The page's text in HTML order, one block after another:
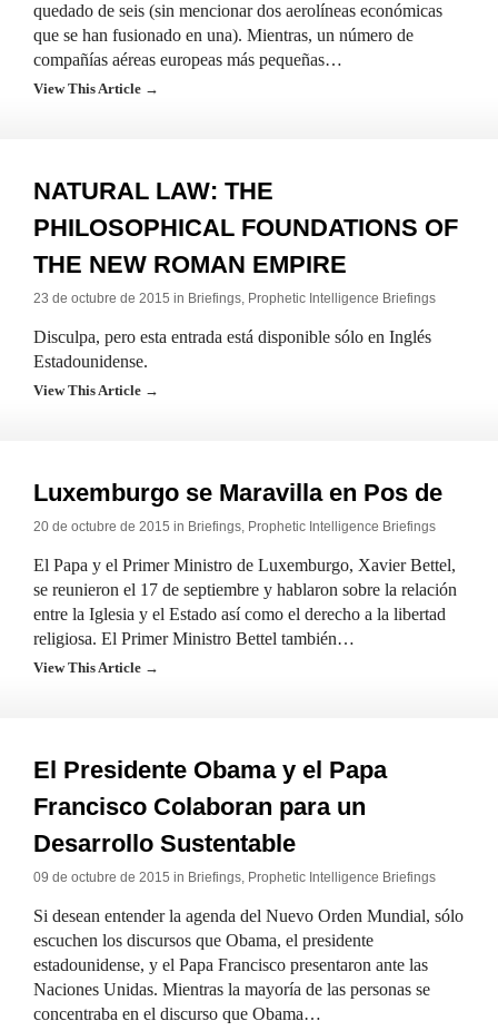
quedado de seis (sin mencionar dos aerolíneas económicas
que se han fusionado en una). Mientras, un número de
compañías aéreas europeas más pequeñas…
View This Article →
NATURAL LAW: THE
PHILOSOPHICAL FOUNDATIONS OF
THE NEW ROMAN EMPIRE
23 de octubre de 2015 in Briefings, Prophetic Intelligence Briefings
Disculpa, pero esta entrada está disponible sólo en Inglés
Estadounidense.
View This Article →
Luxemburgo se Maravilla en Pos de
20 de octubre de 2015 in Briefings, Prophetic Intelligence Briefings
El Papa y el Primer Ministro de Luxemburgo, Xavier Bettel,
se reunieron el 17 de septiembre y hablaron sobre la relación
entre la Iglesia y el Estado así como el derecho a la libertad
religiosa. El Primer Ministro Bettel también…
View This Article →
El Presidente Obama y el Papa
Francisco Colaboran para un
Desarrollo Sustentable
09 de octubre de 2015 in Briefings, Prophetic Intelligence Briefings
Si desean entender la agenda del Nuevo Orden Mundial, sólo
escuchen los discursos que Obama, el presidente
estadounidense, y el Papa Francisco presentaron ante las
Naciones Unidas. Mientras la mayoría de las personas se
concentraba en el discurso que Obama…